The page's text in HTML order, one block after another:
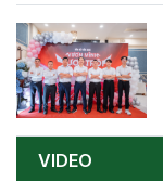
VIDEO